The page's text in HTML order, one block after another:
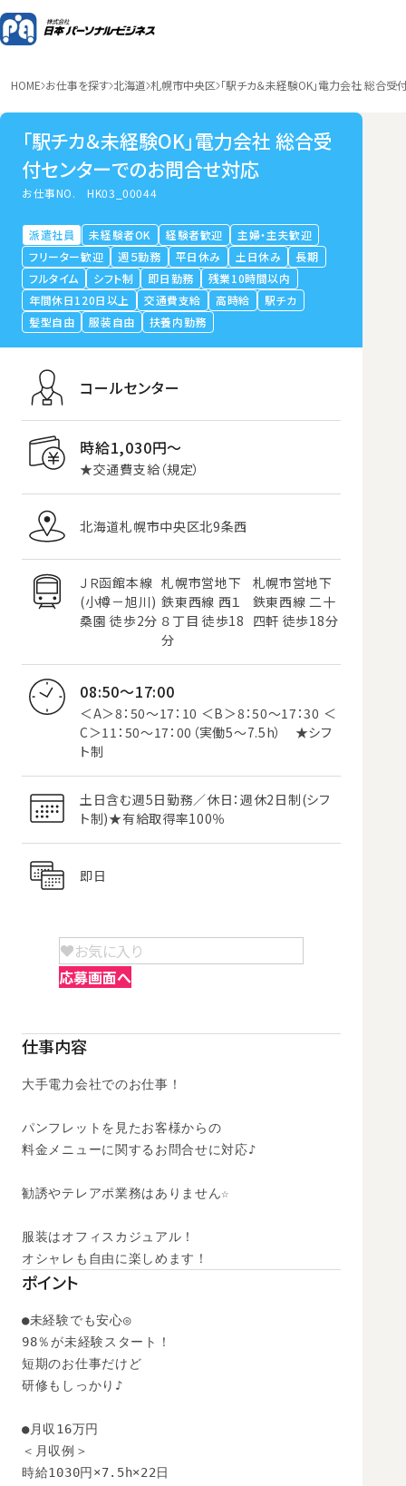
HOME お仕事を探す 北海道 札幌市中央区 「駅チカ＆未経験OK」電力会社 総合
「駅チカ＆未経験OK」電力会社 総合受
付センターでのお問合せ対応
お仕事NO.HK03_00044
派遣社員 未経験者OK 経験者歓迎
主婦・主夫歓迎
フリーター歓迎
週５勤務 平日休み 土日休み
長期
フルタイム
シフト制 即日勤務
残業10時間以内
年間休日120日以上
交通費支給 高時給
駅チカ
髪型自由
服装自由 扶養内勤務
コールセンター
時給1,030円〜
★交通費支給（規定）
北海道札幌市中央区北9条西
ＪＲ函館本線
(小樽－旭川)
桑園 徒歩2分
札幌市営地下
鉄東西線 西１
８丁目 徒歩18
分
札幌市営地下
鉄東西線 二十
四軒 徒歩18分
08:50～17:00
＜A＞8：50～17：10 ＜B＞8：50～17：30 ＜
C＞11：50～17：00（実働5～7.5h） ★シフ
ト制
土日含む週5日勤務／休日：週休2日制(シフ
ト制)★有給取得率100％
即日
お気に入り
応募画面へ
仕事内容
大手電力会社でのお仕事！
パンフレットを見たお客様からの
料金メニューに関するお問合せに対応♪
勧誘やテレアポ業務はありません☆
服装はオフィスカジュアル！
オシャレも自由に楽しめます！
ポイント
●未経験でも安心◎
98％が未経験スタート！
短期のお仕事だけど
研修もしっかり♪
●月収16万円
＜月収例＞
時給1030円×7.5h×22日